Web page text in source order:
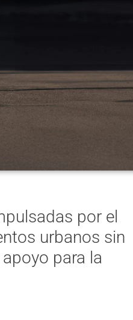
por el
urbanos sin
para la